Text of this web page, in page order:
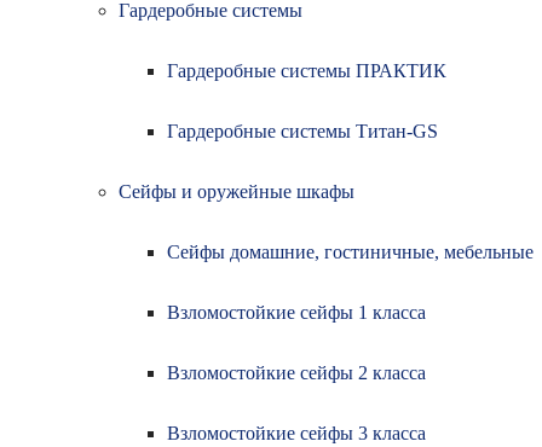
Гардеробные системы
Гардеробные системы ПРАКТИК
Гардеробные системы Титан-GS
Сейфы и оружейные шкафы
Сейфы домашние, гостиничные, мебельные
Взломостойкие сейфы 1 класса
Взломостойкие сейфы 2 класса
Взломостойкие сейфы 3 класса